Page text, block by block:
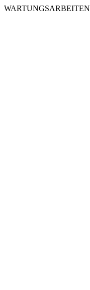
WARTUNGSARBEITEN